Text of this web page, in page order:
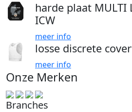
harde plaat MULTI
ICW
meer info
losse discrete
meer info
Onze Merken
Branches